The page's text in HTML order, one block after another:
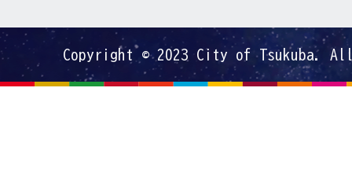
Copyright © 2023 City of Tsukuba.